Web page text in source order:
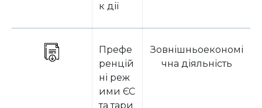
к дії
Префе
ренцій
ні реж
ими ЄС
та тари
Зовнішньоекономі
чна діяльність